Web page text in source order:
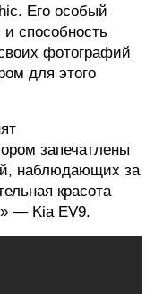
Его особый
способность
фотографий
для этого
запечатлены
наблюдающих за
красота
— Kia EV9.